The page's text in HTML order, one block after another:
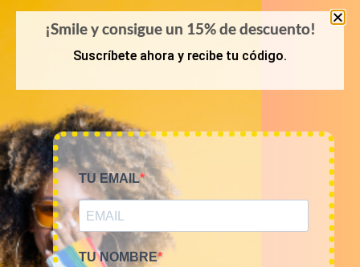
KILOS
Mix camisetas Cartoons
9€/Kg
45,00€–180,00€ (sin IVA)
¡Smile y consigue un 15% de descuento!
Suscríbete ahora y recibe tu código.
TU EMAIL
TU NOMBRE